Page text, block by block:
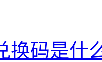
换码是什